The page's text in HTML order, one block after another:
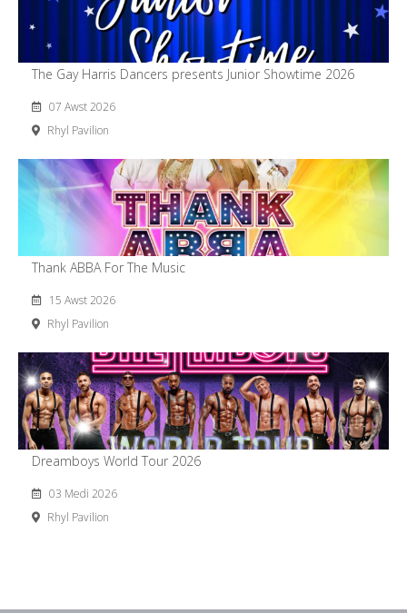
The Gay Harris Dancers presents Junior Showtime 2026
07 Awst 2026
Rhyl Pavilion
Thank ABBA For The Music
15 Awst 2026
Rhyl Pavilion
Dreamboys World Tour 2026
03 Medi 2026
Rhyl Pavilion